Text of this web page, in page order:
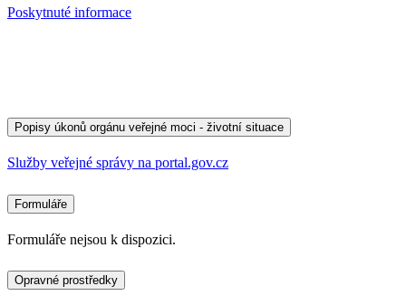
Poskytnuté informace
Popisy úkonů orgánu veřejné moci - životní situace
Služby veřejné správy na portal.gov.cz
Formuláře
Formuláře nejsou k dispozici.
Opravné prostředky